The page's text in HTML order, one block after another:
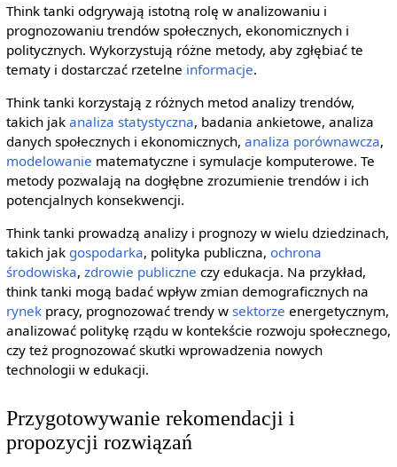
Think tanki odgrywają istotną rolę w analizowaniu i
prognozowaniu trendów społecznych, ekonomicznych i
politycznych. Wykorzystują różne metody, aby zgłębiać te
tematy i dostarczać rzetelne informacje.
Think tanki korzystają z różnych metod analizy trendów,
takich jak analiza statystyczna, badania ankietowe, analiza
danych społecznych i ekonomicznych, analiza porównawcza,
modelowanie matematyczne i symulacje komputerowe. Te
metody pozwalają na dogłębne zrozumienie trendów i ich
potencjalnych konsekwencji.
Think tanki prowadzą analizy i prognozy w wielu dziedzinach,
takich jak gospodarka, polityka publiczna, ochrona
środowiska, zdrowie publiczne czy edukacja. Na przykład,
think tanki mogą badać wpływ zmian demograficznych na
rynekpracy, prognozować trendy w sektorze energetycznym,
analizować politykę rządu w kontekście rozwoju społecznego,
czy też prognozować skutki wprowadzenia nowych
technologii w edukacji.
Przygotowywanie rekomendacji i
propozycji rozwiązań